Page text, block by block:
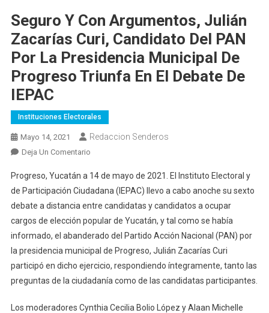
Seguro Y Con Argumentos, Julián
Zacarías Curi, Candidato Del PAN
Por La Presidencia Municipal De
Progreso Triunfa En El Debate De
IEPAC
Instituciones Electorales
Mayo 14, 2021 Redaccion Senderos
Deja Un ComentarioEn
Y
Con
Argumentos,
Julián
Zacarías
Curi,
Candidato
Del
Por
Progreso, Yucatán a 14 de mayo de 2021. El Instituto Electoral y
de Participación Ciudadana (IEPAC) llevo a cabo anoche su sexto
debate a distancia entre candidatas y candidatos a ocupar
cargos de elección popular de Yucatán, y tal como se había
informado, el abanderado del Partido Acción Nacional (PAN) por
la presidencia municipal de Progreso, Julián Zacarías Curi
participó en dicho ejercicio, respondiendo íntegramente, tanto las
preguntas de la ciudadanía como de las candidatas participantes.
Los moderadores Cynthia Cecilia Bolio López y Alaan Michelle